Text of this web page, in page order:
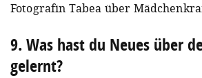
Fotografin Tabea über
9. Was hast du Neues über
gelernt?